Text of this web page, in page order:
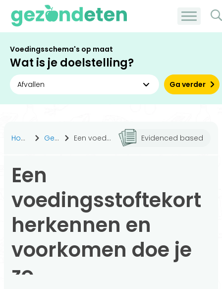
Voedingsschema's op maat
Wat is je doelstelling?
Ga verder
Home Gezond leven Een voedingsstoftekort herkennen en voorkomen doe je zo Evidenced based
Een
voedingsstoftekort
herkennen en
voorkomen doe je
zo